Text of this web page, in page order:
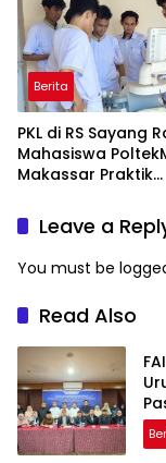
Berita
PKL di RS Sayang
Mahasiswa
Makassar Praktik
Leave a
You must be
Read Also